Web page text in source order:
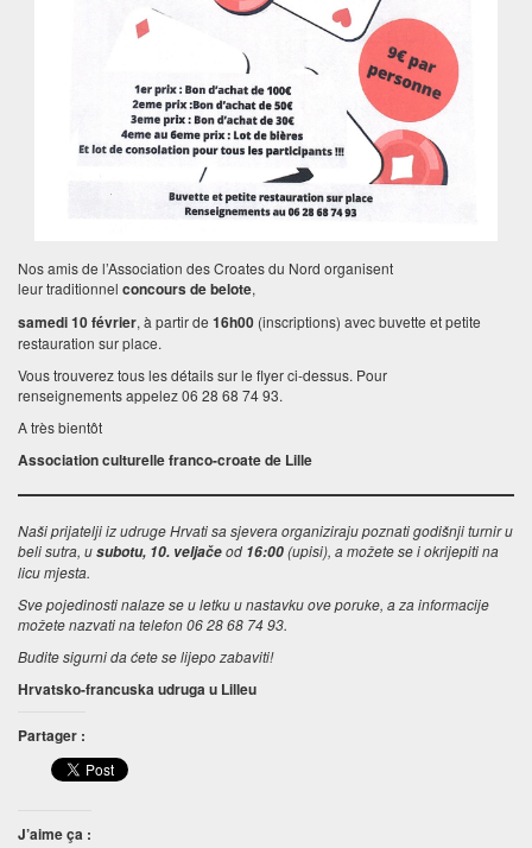
Nos amis de l’Association des Croates du Nord organisent
leur traditionnel concours de belote,
samedi 10 février, à partir de 16h00 (inscriptions) avec buvette et petite
restauration sur place.
Vous trouverez tous les détails sur le flyer ci-dessus. Pour
renseignements appelez 06 28 68 74 93.
A très bientôt
Association culturelle franco-croate de Lille
Naši prijatelji iz udruge Hrvati sa sjevera organiziraju poznati godišnji turnir u
beli sutra, usubotu, 10. veljačeod 16:00(upisi), a možete se i okrijepiti na
licu mjesta.
Sve pojedinosti nalaze se u letku u nastavku ove poruke, a za informacije
možete nazvati na telefon 06 28 68 74 93.
Budite sigurni da ćete se lijepo zabaviti!
Hrvatsko-francuska udruga u Lilleu
Partager :
J’aime ça :